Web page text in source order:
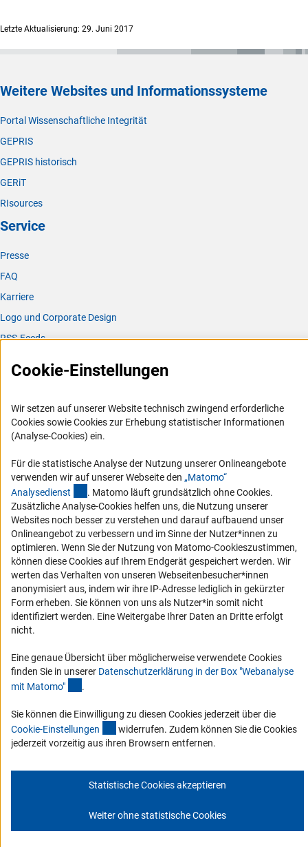
Letzte Aktualisierung: 29. Juni 2017
Weitere Websites und Informationssysteme
Portal Wissenschaftliche Integrität
GEPRIS
GEPRIS historisch
GERiT
RIsources
Service
Presse
FAQ
Karriere
Logo und Corporate Design
RSS-Feeds
Vergabeverfahren
Barrierefreiheit
Service und Informationen für Menschen mit Behinderungen
Barriere melden
DFG-aktuell
Erhalten Sie Neuigkeiten aus der DFG direkt in Ihr Mailpostfach oder
schauen Sie sich die Ausgaben online an.
Zum Newsletter
© 2026 DFG
Impressum Datenschutz Cookie-Einstellungen
Kontakt
Service
Cookie-Einstellungen
Wir setzen auf unserer Website technisch zwingend erforderliche
Cookies sowie Cookies zur Erhebung statistischer Informationen
(Analyse-Cookies) ein.
Für die statistische Analyse der Nutzung unserer Onlineangebote
verwenden wir auf unserer Webseite den „Matomo“
Analysedienst (externer Link)
. Matomo läuft grundsätzlich ohne Cookies.
Zusätzliche Analyse-Cookies helfen uns, die Nutzung unserer
Websites noch besser zu verstehen und darauf aufbauend unser
Onlineangebot zu verbessern und im Sinne der Nutzer*innen zu
optimieren. Wenn Sie der Nutzung von Matomo-Cookieszustimmen,
können diese Cookies auf Ihrem Endgerät gespeichert werden. Wir
werten das Verhalten von unseren Webseitenbesucher*innen
anonymisiert aus, indem wir ihre IP-Adresse lediglich in gekürzter
Form erheben. Sie können von uns als Nutzer*in somit nicht
identifiziert werden. Eine Weitergabe Ihrer Daten an Dritte erfolgt
nicht.
Eine genaue Übersicht über möglicherweise verwendete Cookies
finden Sie in unserer Datenschutzerklärung in der Box "Webanalyse
mit Matomo" .
Sie können die Einwilligung zu diesen Cookies jederzeit über die
Cookie-Einstellungen (interner Link)
widerrufen. Zudem können Sie die Cookies
jederzeit vorzeitig aus ihren Browsern entfernen.
Statistische Cookies akzeptieren
Weiter ohne statistische Cookies